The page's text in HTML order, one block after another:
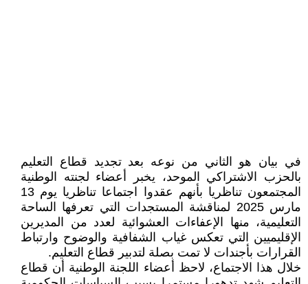
في بيان هو الثاني من نوعه بعد تجديد قطاع التعليم
بالحزب الاشتراكي الموحد، يخبر أعضاء لجنته الوطنية
المجتمعون تناظريا بأنهم عقدوا اجتماعا تناظريا يوم 13
مارس 2025 لمناقشة المستجدات التي تعرفها الساحة
التعليمية، منها الإعفاءات العشوائية لعدد من المديرين
الإقليميين التي تعكس غياب الشفافية والوضوح وارتباط
القرارات بأجندات لا تمت بصلة لتدبير قطاع التعليم.
خلال هذا الاجتماع، لاحظ أعضاء اللجنة الوطنية أن قطاع